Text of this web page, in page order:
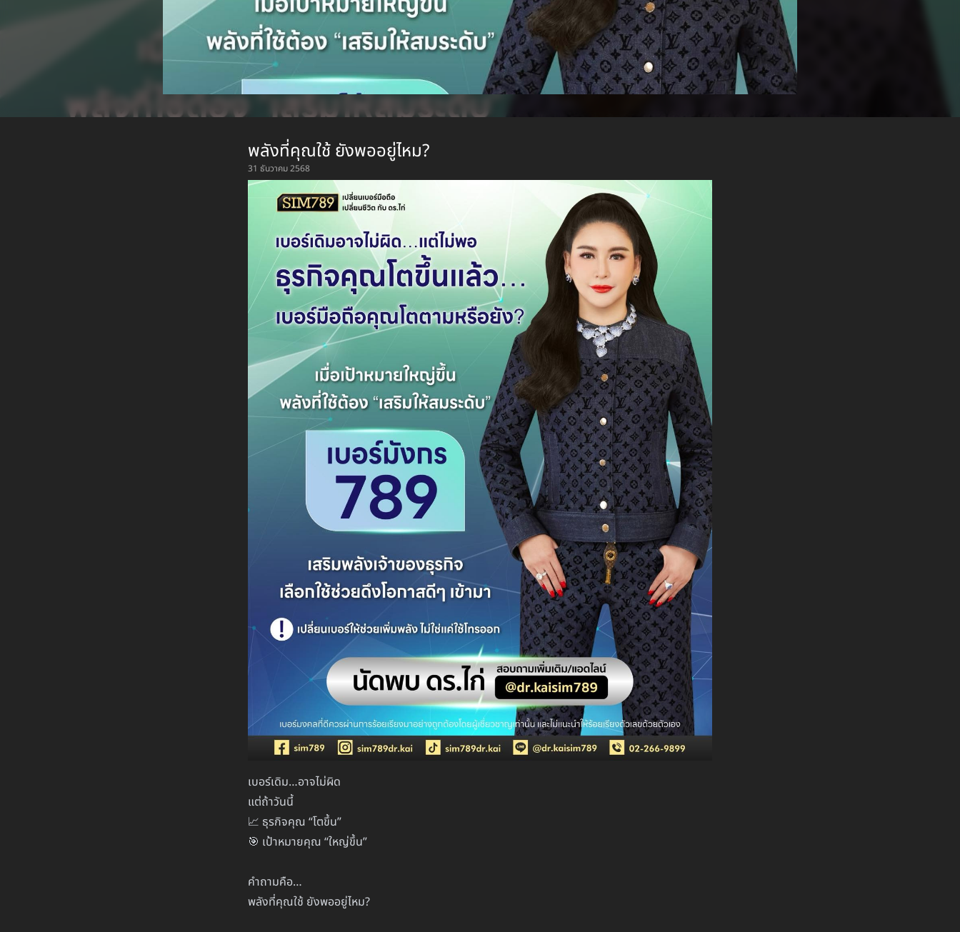
พลังที่คุณใช้ ยังพออยู่ไหม?
31 ธันวาคม 2568
เบอร์เดิม…อาจไม่ผิด
แต่ถ้าวันนี้
📈 ธุรกิจคุณ “โตขึ้น”
🎯 เป้าหมายคุณ “ใหญ่ขึ้น”
คำถามคือ…
พลังที่คุณใช้ ยังพออยู่ไหม?